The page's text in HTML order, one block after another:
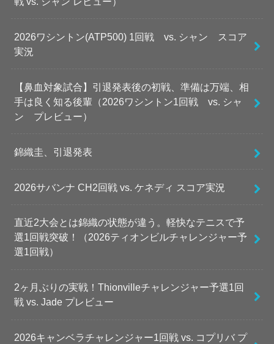
2026ワシントン(ATP500) 1回戦 vs. シャン スコア
実況
【鼻血対象試合】引退発表後の初戦、準備は万端、相
手は良く知る後輩（2026ワシントン1回戦 vs. シャ
ン プレビュー）
錦織圭、引退発表
2026サバンナ CH2回戦 vs. ケネディ スコア実況
直近2大会とは錦織の状態が違う。軽快なテニスで予
選1回戦突破！（2026ティオンビルチャレンジャー予
選1回戦）
2ヶ月ぶりの実戦！Thionvilleチャレンジャー予選1回
戦 vs. Jade プレビュー
2026キャンベラチャレンジャー1回戦 vs. コプリバ プ